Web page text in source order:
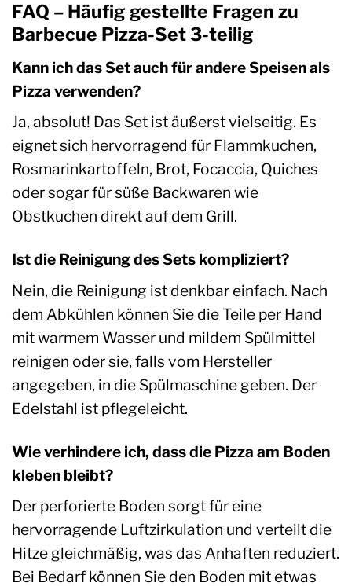
FAQ – Häufig gestellte Fragen zu
Barbecue Pizza-Set 3-teilig
Kann ich das Set auch für andere Speisen als
Pizza verwenden?
Ja, absolut! Das Set ist äußerst vielseitig. Es
eignet sich hervorragend für Flammkuchen,
Rosmarinkartoffeln, Brot, Focaccia, Quiches
oder sogar für süße Backwaren wie
Obstkuchen direkt auf dem Grill.
Ist die Reinigung des Sets kompliziert?
Nein, die Reinigung ist denkbar einfach. Nach
dem Abkühlen können Sie die Teile per Hand
mit warmem Wasser und mildem Spülmittel
reinigen oder sie, falls vom Hersteller
angegeben, in die Spülmaschine geben. Der
Edelstahl ist pflegeleicht.
Wie verhindere ich, dass die Pizza am Boden
kleben bleibt?
Der perforierte Boden sorgt für eine
hervorragende Luftzirkulation und verteilt die
Hitze gleichmäßig, was das Anhaften reduziert.
Bei Bedarf können Sie den Boden mit etwas